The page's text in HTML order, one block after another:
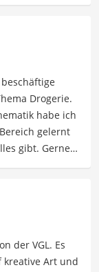
Drogerie.
habe ich
gelernt
gibt. Gerne
und
die besten
sowohl ihre
der VGL. Es
kreative Art und